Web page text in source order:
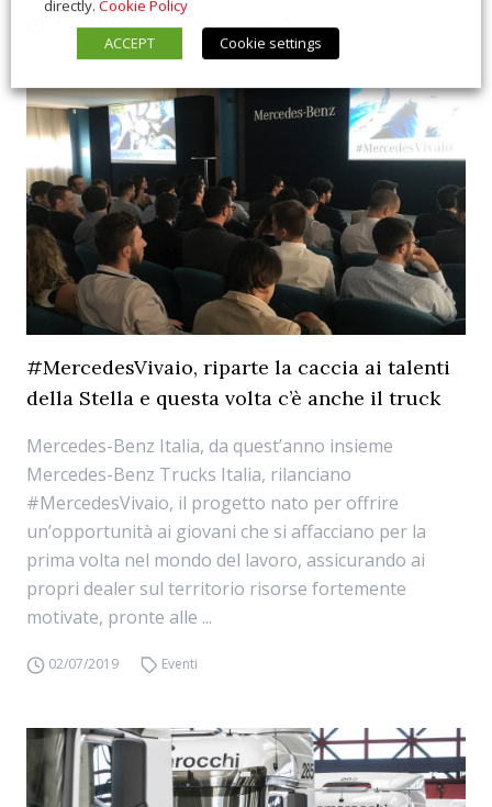
03/12/2019 Interviste,Succede Oggi
#MercedesVivaio, riparte la caccia ai talenti
della Stella e questa volta c’è anche il truck
Mercedes-Benz Italia, da quest’anno insieme
Mercedes-Benz Trucks Italia, rilanciano
#MercedesVivaio, il progetto nato per offrire
un’opportunità ai giovani che si affacciano per la
prima volta nel mondo del lavoro, assicurando ai
propri dealer sul territorio risorse fortemente
motivate, pronte alle ...
02/07/2019 Eventi
directly. Cookie Policy
ACCEPT
Cookie settings